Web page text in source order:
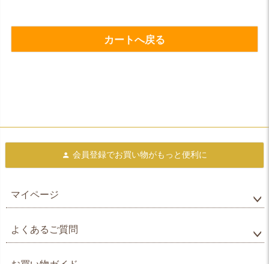
カートへ戻る
会員登録でお買い物がもっと便利に
マイページ
よくあるご質問